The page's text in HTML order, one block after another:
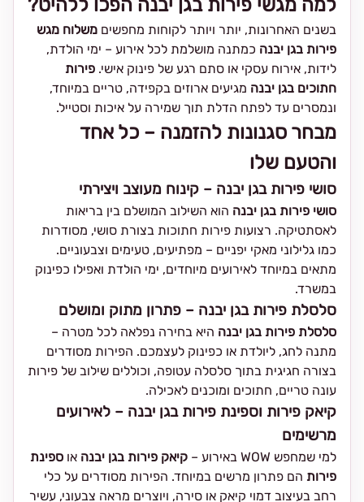
למה מגשי פירות בגן יבנה הפכו ללהיט?
בשנים האחרונות, יותר ויותר לקוחות מחפשים משלוח מגש
פירות בגן יבנה כמתנה מושלמת לכל אירוע – ימי הולדת,
לידות, אירוח עסקי או סתם רגע של פינוק אישי. פירות
חתוכים בגן יבנה מגיעים ארוזים בקפידה, טריים במיוחד,
ונמסרים עד לפתח הדלת תוך שמירה על איכות וסטייל.
מבחר סגנונות להזמנה – כל אחד
והטעם שלו
סושי פירות בגן יבנה – קינוח מעוצב ויצירתי
סושי פירות בגן יבנה הוא השילוב המושלם בין בריאות
לאסתטיקה. רצועות פירות חתוכות בצורת סושי, מסודרות
כמו גלילוני מאקי יפניים – מפתיעים, טעימים וצבעוניים.
מתאים במיוחד לאירועים מיוחדים, ימי הולדת ואפילו כפינוק
במשרד.
סלסלת פירות בגן יבנה – פתרון מתוק ומושלם
סלסלת פירות בגן יבנה היא בחירה נפלאה לכל מטרה –
מתנה לחג, ליולדת או כפינוק לעצמכם. הפירות מסודרים
בצורה חגיגית בתוך סלסלה עטופה, וכוללים שילוב של פירות
עונה טריים, חתוכים ומוכנים לאכילה.
קיאק פירות וספינת פירות בגן יבנה – לאירועים
מרשימים
למי שמחפש WOW באירוע – קיאק פירות בגן יבנה או ספינת
פירות הם פתרון מרשים במיוחד. הפירות מסודרים על כלי
רחב בעיצוב דמוי קיאק או סירה, ויוצרים מראה צבעוני, עשיר